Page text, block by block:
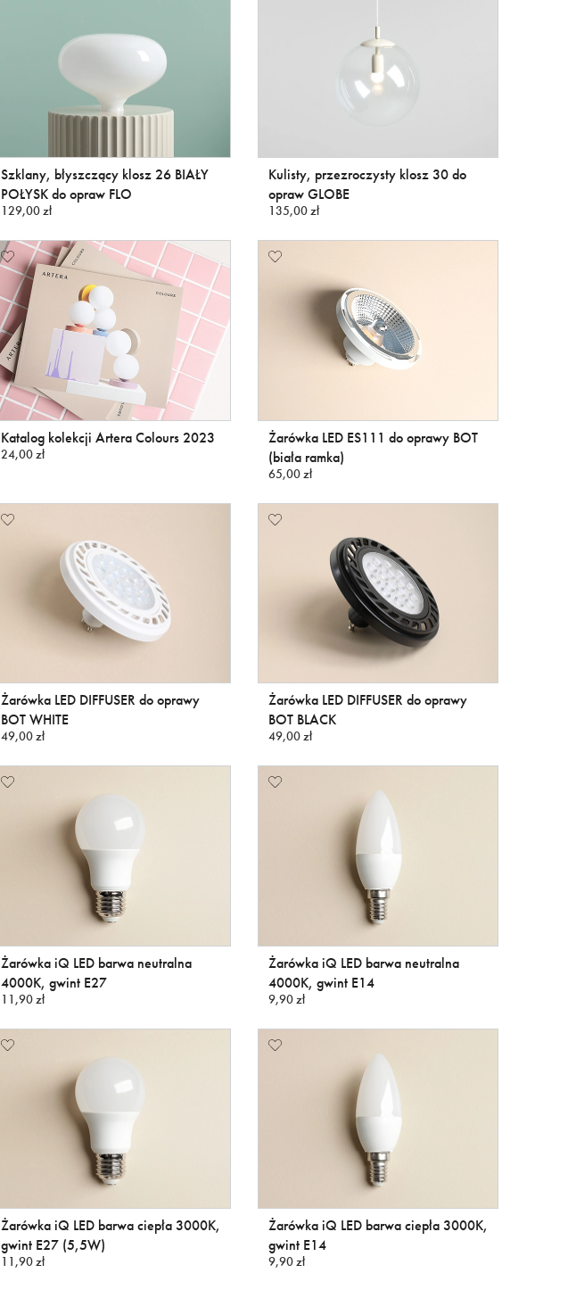
Szklany, błyszczący klosz 26 BIAŁY
POŁYSK do opraw FLO
129,00 zł
Kulisty, przezroczysty klosz 30 do
opraw GLOBE
135,00 zł
Katalog kolekcji Artera Colours 2023
24,00 zł
Żarówka LED ES111 do oprawy BOT
(biała ramka)
65,00 zł
Żarówka LED DIFFUSER do oprawy
BOT WHITE
49,00 zł
Żarówka LED DIFFUSER do oprawy
BOT BLACK
49,00 zł
Żarówka iQ LED barwa neutralna
4000K, gwint E27
11,90 zł
Żarówka iQ LED barwa neutralna
4000K, gwint E14
9,90 zł
Żarówka iQ LED barwa ciepła 3000K,
gwint E27 (5,5W)
11,90 zł
Żarówka iQ LED barwa ciepła 3000K,
gwint E14
9,90 zł